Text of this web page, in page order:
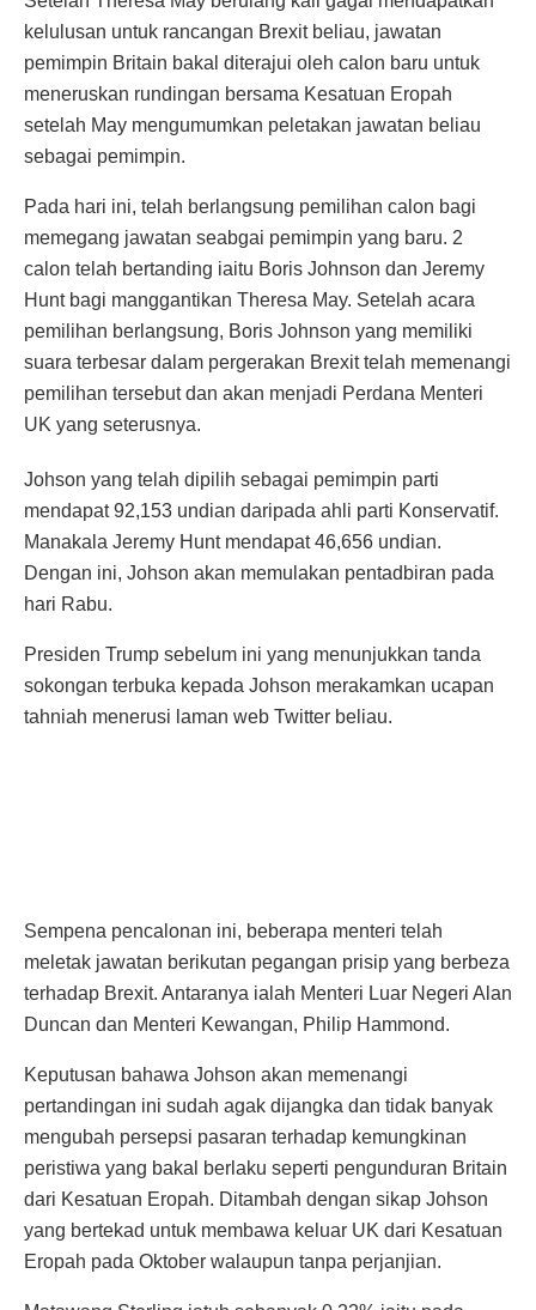
kelulusan untuk rancangan Brexit beliau, jawatan
pemimpin Britain bakal diterajui oleh calon baru untuk
meneruskan rundingan bersama Kesatuan Eropah
setelah May mengumumkan peletakan jawatan beliau
sebagai pemimpin.
Pada hari ini, telah berlangsung pemilihan calon bagi
memegang jawatan seabgai pemimpin yang baru. 2
calon telah bertanding iaitu Boris Johnson dan Jeremy
Hunt bagi manggantikan Theresa May. Setelah acara
pemilihan berlangsung, Boris Johnson yang memiliki
suara terbesar dalam pergerakan Brexit telah memenangi
pemilihan tersebut dan akan menjadi Perdana Menteri
UK yang seterusnya.
Johson yang telah dipilih sebagai pemimpin parti
mendapat 92,153 undian daripada ahli parti Konservatif.
Manakala Jeremy Hunt mendapat 46,656 undian.
Dengan ini, Johson akan memulakan pentadbiran pada
hari Rabu.
Presiden Trump sebelum ini yang menunjukkan tanda
sokongan terbuka kepada Johson merakamkan ucapan
tahniah menerusi laman web Twitter beliau.
Sempena pencalonan ini, beberapa menteri telah
meletak jawatan berikutan pegangan prisip yang berbeza
terhadap Brexit. Antaranya ialah Menteri Luar Negeri Alan
Duncan dan Menteri Kewangan, Philip Hammond.
Keputusan bahawa Johson akan memenangi
pertandingan ini sudah agak dijangka dan tidak banyak
mengubah persepsi pasaran terhadap kemungkinan
peristiwa yang bakal berlaku seperti pengunduran Britain
dari Kesatuan Eropah. Ditambah dengan sikap Johson
yang bertekad untuk membawa keluar UK dari Kesatuan
Eropah pada Oktober walaupun tanpa perjanjian.